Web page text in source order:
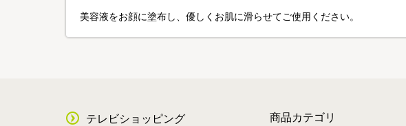
美容液をお顔に塗布し、優しくお肌に滑らせてご使用ください。
テレビショッピング 商品カテゴリ